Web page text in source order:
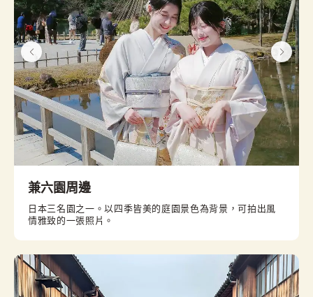
兼六園周邊
日本三名園之一。以四季皆美的庭園景色為背景，可拍出風
情雅致的一張照片。